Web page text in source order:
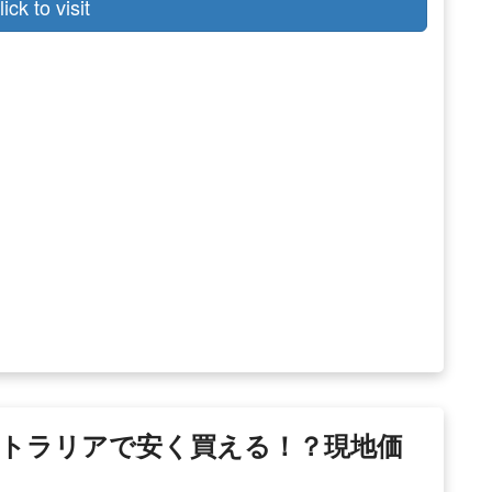
to visit
ラリアで安く買える！？現地価